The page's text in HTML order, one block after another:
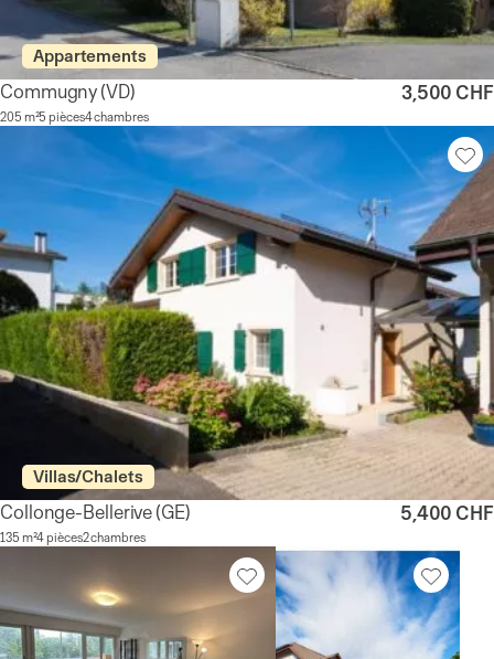
Appartements
Commugny(VD)
205 m²5 pièces4 chambres
3,500 CHF
Villas/Chalets
Collonge-Bellerive(GE)
135 m²4 pièces2 chambres
5,400 CHF